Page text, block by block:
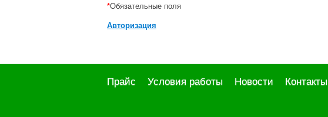
*Обязательные поля
Авторизация
Прайс Условия работы Новости Контакты